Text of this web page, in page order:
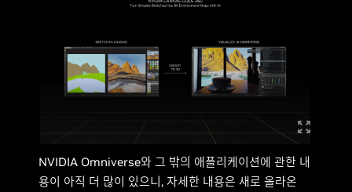
NVIDIA Omniverse와 그 밖의 애플리케이션에 관한 내
용이 아직 더 많이 있으니, 자세한 내용은 새로 올라온